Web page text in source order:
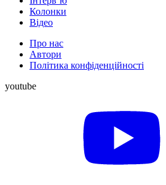
Колонки
Відео
Про нас
Автори
Політика конфіденційності
youtube